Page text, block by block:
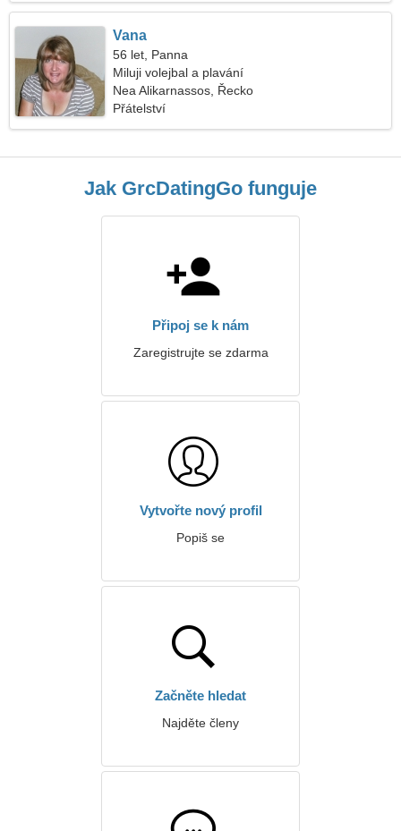
Vana
56 let, Panna
Miluji volejbal a plavání
Nea Alikarnassos, Řecko
Přátelství
Jak GrcDatingGo funguje
Připoj se k nám
Zaregistrujte se zdarma
Vytvořte nový profil
Popiš se
Začněte hledat
Najděte členy